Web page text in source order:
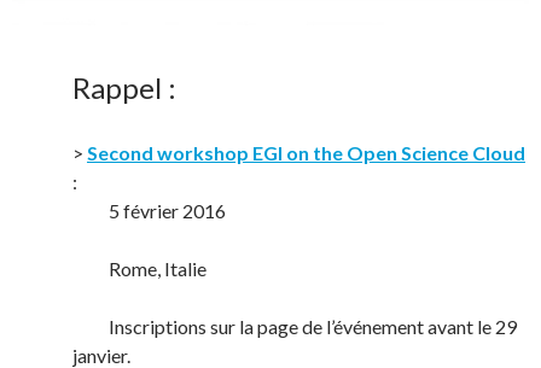
Rappel :
> Second workshop EGI on the Open Science Cloud
:
5 février 2016
Rome, Italie
Inscriptions sur la page de l’événement avant le 29
janvier.